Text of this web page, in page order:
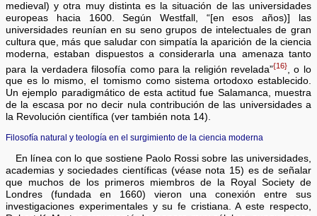
medieval) y otra muy distinta es la situación de las universidades
europeas hacia 1600. Según Westfall, “[en esos años)] las
universidades reunían en su seno grupos de intelectuales de gran
cultura que, más que saludar con simpatía la aparición de la ciencia
moderna, estaban dispuestos a considerarla una amenaza tanto
para la verdadera filosofía como para la religión revelada”{16}
, o lo
que es lo mismo, el tomismo como sistema ortodoxo establecido.
Un ejemplo paradigmático de esta actitud fue Salamanca, muestra
de la escasa por no decir nula contribución de las universidades a
la Revolución científica (ver también nota 14).
Filosofía natural y teología en el surgimiento de la ciencia moderna
En línea con lo que sostiene Paolo Rossi sobre las universidades,
academias y sociedades científicas (véase nota 15) es de señalar
que muchos de los primeros miembros de la Royal Society de
Londres (fundada en 1660) vieron una conexión entre sus
investigaciones experimentales y su fe cristiana. A este respecto,